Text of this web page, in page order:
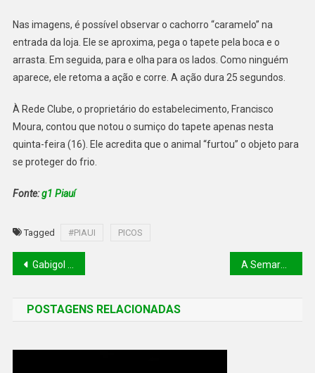
Nas imagens, é possível observar o cachorro “caramelo” na
entrada da loja. Ele se aproxima, pega o tapete pela boca e o
arrasta. Em seguida, para e olha para os lados. Como ninguém
aparece, ele retoma a ação e corre. A ação dura 25 segundos.
À Rede Clube, o proprietário do estabelecimento, Francisco
Moura, contou que notou o sumiço do tapete apenas nesta
quinta-feira (16). Ele acredita que o animal “furtou” o objeto para
se proteger do frio.
Fonte:g1 Piauí
Tagged #PIAUI PICOS
Gabigol negocia com grande clube europeu e pode deixar o Fla por R$ 170 mi A Semarh Piauí realiza a semana da água no centro sul do estado
POSTAGENS RELACIONADAS